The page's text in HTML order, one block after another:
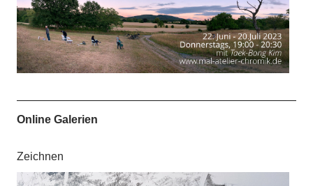
Online Galerien
Zeichnen